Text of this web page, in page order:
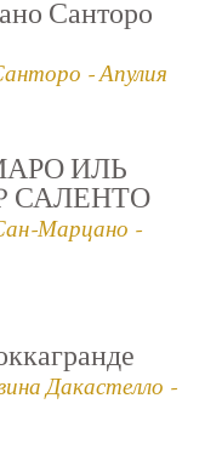
Санторо
- Апулия
ИЛЬ
САЛЕНТО
Марцано -
Дакастелло -